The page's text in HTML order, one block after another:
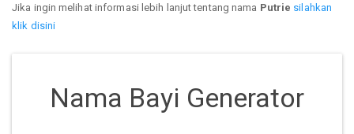
Jika ingin melihat informasi lebih lanjut tentang nama Putrie silahkan
klik disini
Nama Bayi Generator